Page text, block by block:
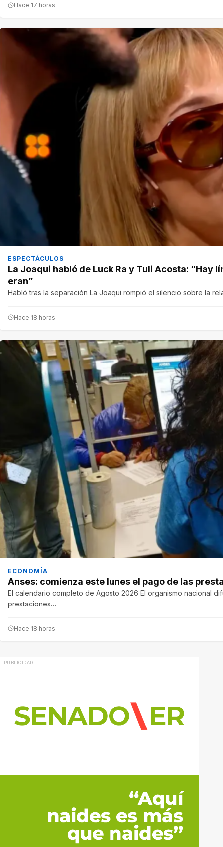
Hace 17 horas
ESPECTÁCULOS
La Joaqui habló de Luck Ra y Tuli Acosta: “Hay
eran”
Habló tras la separación La Joaqui rompió el silencio sobre la
Hace 18 horas
ECONOMÍA
Anses: comienza este lunes el pago de las
El calendario completo de Agosto 2026 El organismo nacional
prestaciones…
Hace 18 horas